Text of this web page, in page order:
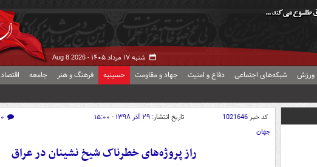
شنبه ۱۷ مرداد ۱۴۰۵ - Aug 8 2026
ورزش شبکه‌های اجتماعی دفاع و امنیت جهاد و مقاومت حسینیه فرهنگ و هنر جامعه اقتصاد
کد خبر1021646 تاریخ انتشار: ۲۹ آذر ۱۳۹۸ - ۱۵:۰۰ ۰ نظر
جهان
راز پروژه‌های خطرناک شیخ نشینان در عراق